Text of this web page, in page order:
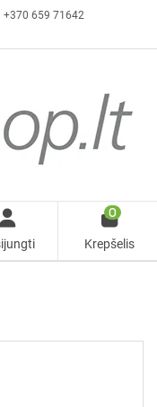
+370 659 71642
0
Krepšelis